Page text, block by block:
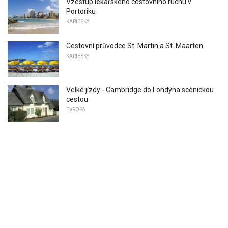
Portoriku
KARIBSKÝ
Cestovní průvodce St. Martin a St. Maarten
KARIBSKÝ
Velké jízdy - Cambridge do Londýna scénickou
cestou
EVROPA